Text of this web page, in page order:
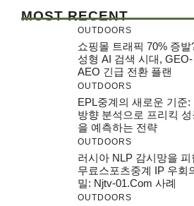
MOST RECENT
OUTDOORS
쇼핑몰 트래픽 70% 증발
성형 AI 검색 시대, GEO-
AEO 긴급 전환 플랜
OUTDOORS
EPL중계의 새로운 기준:
방향 분석으로 프리킥 성
을 예측하는 전략
OUTDOORS
러시아 NLP 감시망을 피
무료스포츠중계 IP 우회
밀: Njtv-01.com 사례
OUTDOORS